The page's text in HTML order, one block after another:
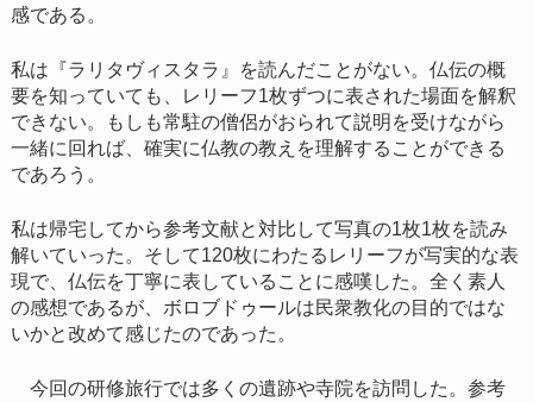
感である。
私は『ラリタヴィスタラ』を読んだことがない。仏伝の概
要を知っていても、レリーフ1枚ずつに表された場面を解釈
できない。もしも常駐の僧侶がおられて説明を受けながら
一緒に回れば、確実に仏教の教えを理解することができる
であろう。
私は帰宅してから参考文献と対比して写真の1枚1枚を読み
解いていった。そして120枚にわたるレリーフが写実的な表
現で、仏伝を丁寧に表していることに感嘆した。全く素人
の感想であるが、ボロブドゥールは民衆教化の目的ではな
いかと改めて感じたのであった。
今回の研修旅行では多くの遺跡や寺院を訪問した。参考